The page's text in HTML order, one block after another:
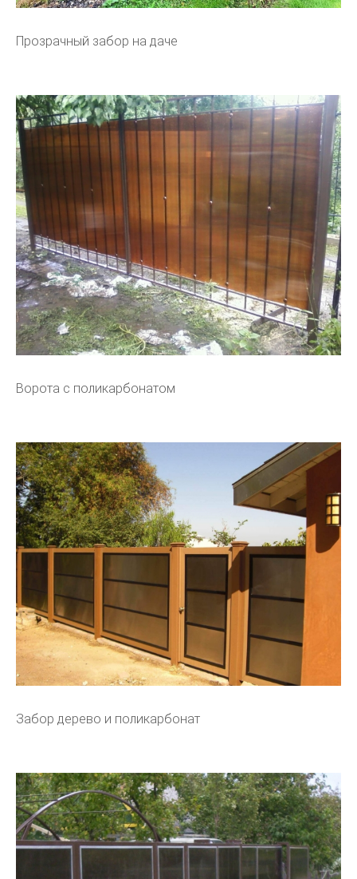
Прозрачный забор на даче
Ворота с поликарбонатом
Забор дерево и поликарбонат